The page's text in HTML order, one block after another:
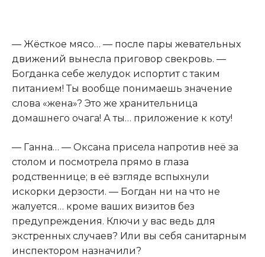
— Жёсткое мясо… — после пары жевательных
движений вынесла приговор свекровь. —
Богданка себе желудок испортит с таким
питанием! Ты вообще понимаешь значение
слова «жена»? Это же хранительница
домашнего очага! А ты… приложение к коту!
— Ганна… — Оксана присела напротив неё за
столом и посмотрела прямо в глаза
родственнице; в её взгляде вспыхнули
искорки дерзости. — Богдан ни на что не
жалуется… кроме ваших визитов без
предупреждения. Ключи у вас ведь для
экстренных случаев? Или вы себя санитарным
инспектором назначили?